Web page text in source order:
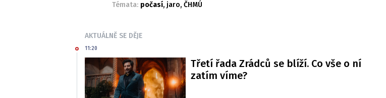
Témata: počasí, jaro, ČHMÚ
AKTUÁLNĚ SE DĚJE
11:20
Třetí řada Zrádců se blíží. Co vše o ní
zatím víme?